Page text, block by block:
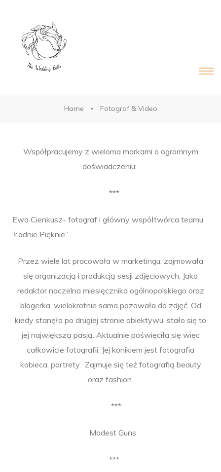
Home Fotograf & Video
Współpracujemy z wieloma markami o ogromnym
doświadczeniu:
***
Ewa Cienkusz- fotograf i główny współtwórca teamu
‘Ładnie Pięknie”.
Przez wiele lat pracowała w marketingu, zajmowała
się organizacją i produkcją sesji zdjęciowych. Jako
redaktor naczelna miesięcznika ogólnopolskiego oraz
blogerka, wielokrotnie sama pozowała do zdjęć. Od
kiedy stanęła po drugiej stronie obiektywu, stało się to
jej największą pasją. Aktualnie poświęciła się więc
całkowicie fotografii. Jej konikiem jest fotografia
kobieca, portrety. Zajmuje się też fotografią beauty
oraz fashion.
***
Modest Guns
***